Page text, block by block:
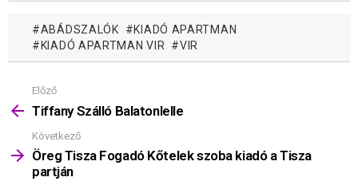
ABÁDSZALÓK
KIADÓ APARTMAN
KIADÓ APARTMAN VIR
VIR
Mutass
többet
Előző
Tiffany Szálló Balatonlelle
Következő
Öreg Tisza Fogadó Kőtelek szoba kiadó a Tisza
partján